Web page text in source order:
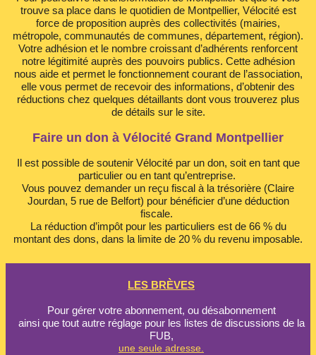
trouve sa place dans le quotidien de Montpellier, Vélocité est
force de proposition auprès des collectivités (mairies,
métropole, communautés de communes, département, région).
Votre adhésion et le nombre croissant d’adhérents renforcent
notre légitimité auprès des pouvoirs publics. Cette adhésion
nous aide et permet le fonctionnement courant de l’association,
elle vous permet de recevoir des informations, d’obtenir des
réductions chez quelques détaillants dont vous trouverez plus
de détails sur le site.
Faire un don à Vélocité Grand Montpellier
Il est possible de soutenir Vélocité par un don, soit en tant que
particulier ou en tant qu’entreprise.
Vous pouvez demander un reçu fiscal à la trésorière (Claire
Jourdan, 5 rue de Belfort) pour bénéficier d’une déduction
fiscale.
La réduction d’impôt pour les particuliers est de 66 % du
montant des dons, dans la limite de 20 % du revenu imposable.
LES BRÈVES
Pour gérer votre abonnement, ou désabonnement
ainsi que tout autre réglage pour les listes de discussions de la
FUB,
une seule adresse.